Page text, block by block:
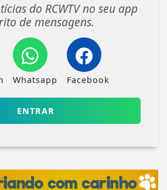
do RCWTV no seu app
de mensagens.
Whatsapp Facebook
ENTRAR